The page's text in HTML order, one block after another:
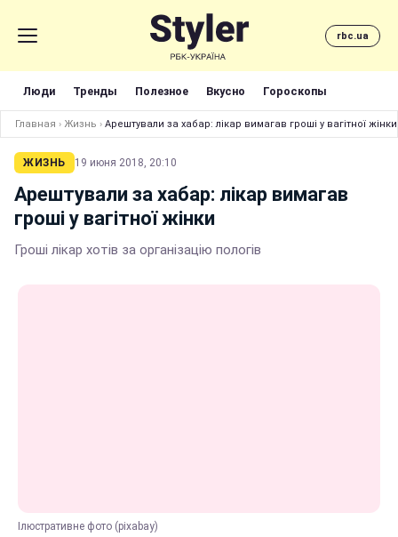
rbc.ua
Люди Тренды Полезное Вкусно Гороскопы
Главная › Жизнь › Арештували за хабар: лікар вимагав гроші у вагітної жінки
ЖИЗНЬ 19 июня 2018, 20:10
Арештували за хабар: лікар вимагав
гроші у вагітної жінки
Гроші лікар хотів за організацію пологів
Ілюстративне фото (pixabay)